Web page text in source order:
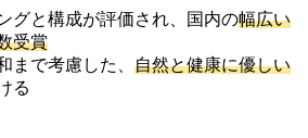
グと構成が評価され、国内の幅広い
受賞
まで考慮した、 自然と健康に優しい
る